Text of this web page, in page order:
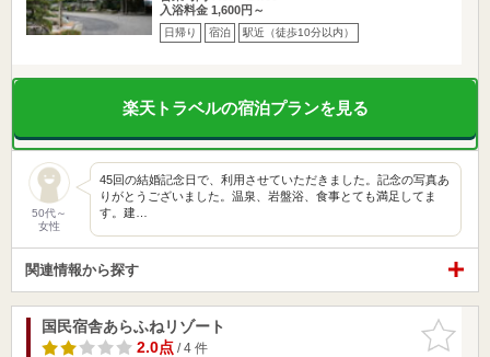
入浴料金 1,600円～
日帰り 宿泊 駅近（徒歩10分以内）
楽天トラベルの宿泊プランを見る
50代～
女性
45回の結婚記念日で、利用させていただきました。記念の写真あ
りがとうございました。温泉、岩盤浴、食事とても満足してま
す。建…
関連情報から探す
お気に入
りに追加
国民宿舎あらふねリゾート
2.0点/ 4 件